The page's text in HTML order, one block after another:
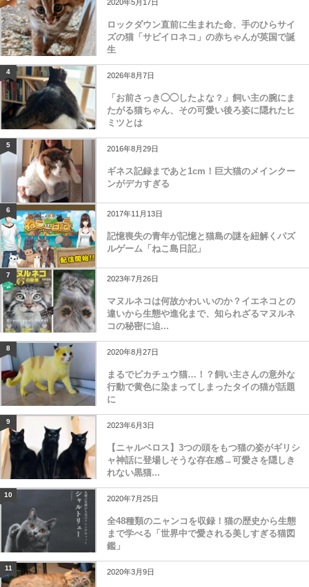
2020年5月17日
ロックダウン直前に生まれた命、手のひらサイ
ズの猫「サビイロネコ」の赤ちゃんが英国で誕
生
4 2026年8月7日
「お前さっき◯◯したよな？」飼い主の腕にま
たがる猫ちゃん、その可愛い後ろ姿に隠れたヒ
ミツとは
5 2016年8月29日
ギネス記録まであと1cm！巨大猫のメインクー
ンがデカすぎる
6 2017年11月13日
記憶喪失の青年が記憶と猫島の謎を紐解くパズ
ルゲーム「ねこ島日記」
7 2023年7月26日
マヌルネコは何故かわいいのか？イエネコとの
違いから生態や進化まで、知られざるマヌルネ
コの秘密に迫...
8 2020年8月27日
まるでピカチュウ猫…！？飼い主さんの意外な
行動で黄色に染まってしまったタイの猫が話題
に
9 2023年6月3日
【ニャルベロス】3つの頭をもつ猫の姿がギリシ
ャ神話に登場しそうな存在感→可愛さを隠しき
れない黒猫...
10 2020年7月25日
全48種類のニャンコを収録！猫の歴史から生態
まで学べる「世界中で愛される美しすぎる猫図
鑑」
11 2020年3月9日